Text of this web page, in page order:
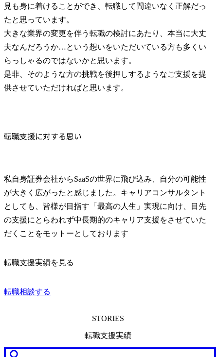
見も身に着けることができ、転職して間違いなく正解だっ
たと思っています。
大きな業界の変更を伴う転職の検討にあたり、本当に大丈
夫なんだろうか…という想いをいただいている方も多くい
らっしゃるのではないかと思います。
是非、そのような方の挑戦を後押しするようなご支援を提
供させていただければと思います。
転職支援に対する思い
私自身証券会社からSaaSの世界に飛び込み、自分の可能性
が大きく広がったと感じました。キャリアコンサルタント
としても、皆様が目指す「最高の人生」実現に向け、目先
の支援にとらわれず中長期的のキャリア支援をさせていた
だくことをモットーとしております
転職支援実績を見る
転職相談する
STORIES
転職支援実績